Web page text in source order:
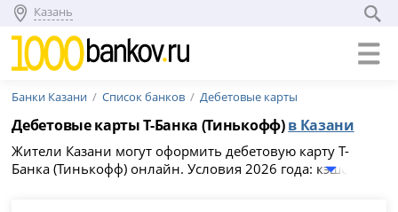
Казань
Банки Казани Список банков Дебетовые карты
Дебетовые карты Т-Банка (Тинькофф)в Казани
Жители Казани могут оформить дебетовую карту Т-
Банка (Тинькофф) онлайн. Условия 2026 года: кэшбэк до